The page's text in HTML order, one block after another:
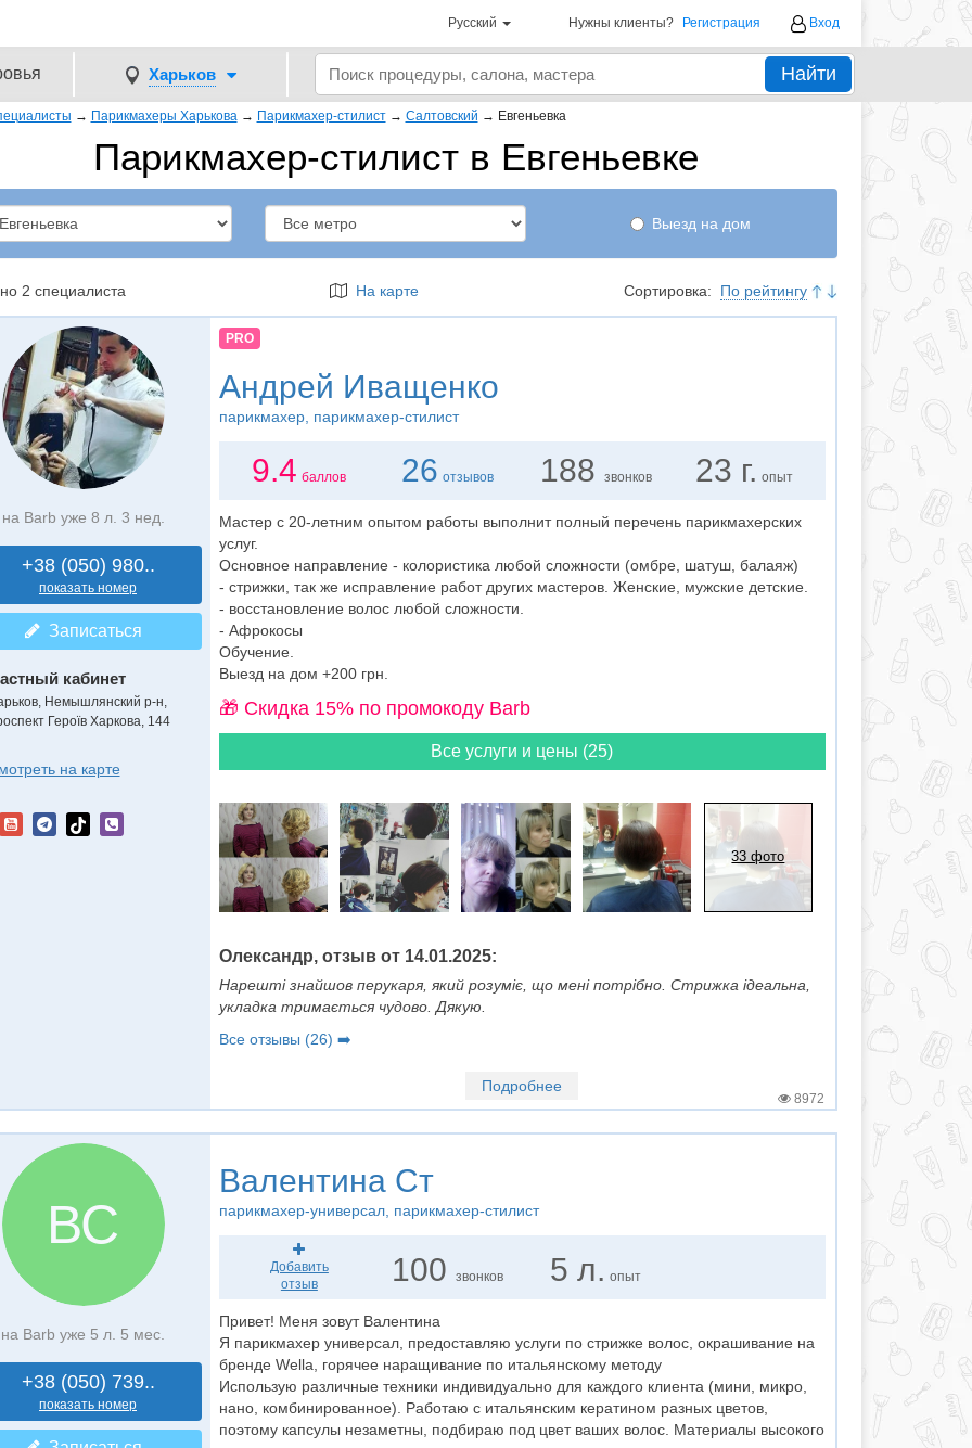
Русский Нужны клиенты? Регистрация Вход
Харьков Найти
→ Парикмахеры Харькова → Парикмахер-стилист → Салтовский → Евгеньевка
Парикмахер-стилист в Евгеньевке
Выезд на дом
2 специалиста На карте Сортировка: По рейтингу
на Barb уже 8 л. 3 нед.
+38 (050) 980..
показать номер
Записаться
кабинет
Немышлянский р-н,
Героїв Харкова, 144
на карте
PRO
Андрей Иващенко
парикмахер, парикмахер-стилист
9.4 баллов 26 отзывов 188 звонков 23 г. опыт
Мастер с 20-летним опытом работы выполнит полный перечень парикмахерских
услуг.
Основное направление - колористика любой сложности (омбре, шатуш, балаяж)
- стрижки, так же исправление работ других мастеров. Женские, мужские детские.
- восстановление волос любой сложности.
- Афрокосы
Обучение.
Выезд на дом +200 грн.
🎁 Cкидка 15% по промокоду Barb
Все услуги и цены (25)
33 фото
Олександр, отзыв от 14.01.2025:
Нарешті знайшов перукаря, який розуміє, що мені потрібно. Стрижка ідеальна,
укладка тримається чудово. Дякую.
Все отзывы (26) ➡️
Подробнее
8972
ВС
на Barb уже 5 л. 5 мес.
+38 (050) 739..
показать номер
Валентина Ст
парикмахер-универсал, парикмахер-стилист
Добавить
отзыв
100звонков 5 л. опыт
Привет! Меня зовут Валентина
Я парикмахер универсал, предоставляю услуги по стрижке волос, окрашивание на
бренде Wella, горячее наращивание по итальянскому методу
Использую различные техники индивидуально для каждого клиента (мини, микро,
нано, комбинированное). Работаю с итальянским кератином разных цветов,
поэтому капсулы незаметны, подбираю под цвет ваших волос. Материалы высокого